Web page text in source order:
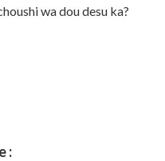
wa dou desu ka?
: